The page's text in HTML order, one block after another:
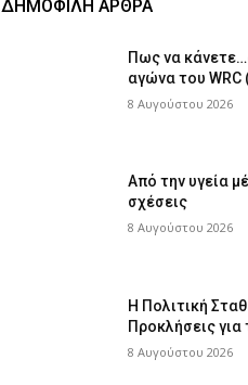
ΔΗΜΟΦΙΛΉ ΑΡΘΡΑ
Πως να
αγώνα του WRC
8 Αυγούστου 2026
Από την υγεία
σχέσεις
8 Αυγούστου 2026
Η Πολιτική
Προκλήσεις για
8 Αυγούστου 2026